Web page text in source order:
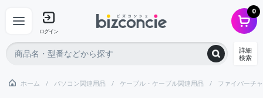
ログイン
0
詳細
検索
ホーム パソコン関連用品 ケーブル・ケーブル関連用品 ファイバーチ